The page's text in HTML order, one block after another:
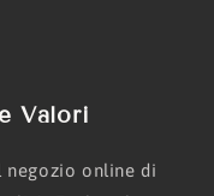
Valori
negozio online di